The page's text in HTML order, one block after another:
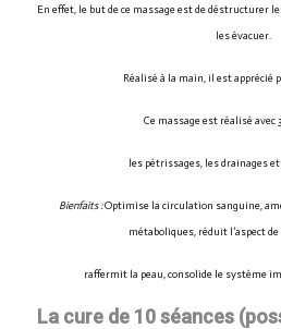
En effet, le but de ce massage est de déstructurer
les évacuer.
Réalisé à la main, il est apprécié
Ce massage est réalisé avec
les pétrissages, les drainages
Bienfaits :Optimise la circulation sanguine,
métaboliques, réduit l’aspect de
raffermit la peau, consolide le système
La cure de 10 séances